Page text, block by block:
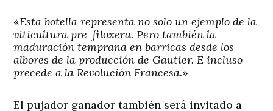
«Esta botella representa no solo un ejemplo de la
viticultura pre-filoxera. Pero también la
maduración temprana en barricas desde los
albores de la producción de Gautier. E incluso
precede a la Revolución Francesa.»
El pujador ganador también será invitado a